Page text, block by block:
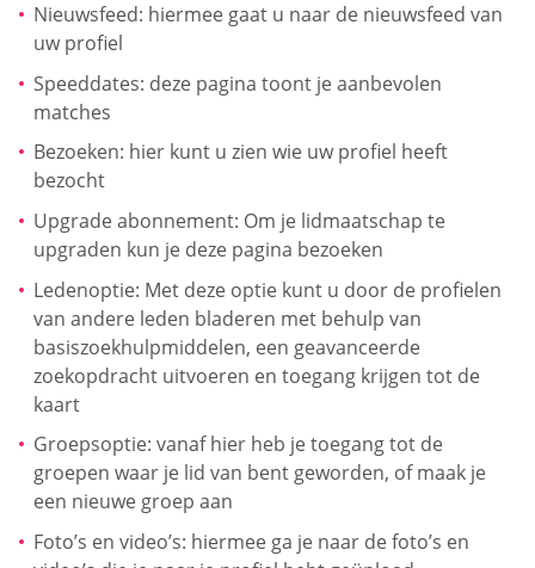
Nieuwsfeed: hiermee gaat u naar de nieuwsfeed van
uw profiel
Speeddates: deze pagina toont je aanbevolen
matches
Bezoeken: hier kunt u zien wie uw profiel heeft
bezocht
Upgrade abonnement: Om je lidmaatschap te
upgraden kun je deze pagina bezoeken
Ledenoptie: Met deze optie kunt u door de profielen
van andere leden bladeren met behulp van
basiszoekhulpmiddelen, een geavanceerde
zoekopdracht uitvoeren en toegang krijgen tot de
kaart
Groepsoptie: vanaf hier heb je toegang tot de
groepen waar je lid van bent geworden, of maak je
een nieuwe groep aan
Foto’s en video’s: hiermee ga je naar de foto’s en